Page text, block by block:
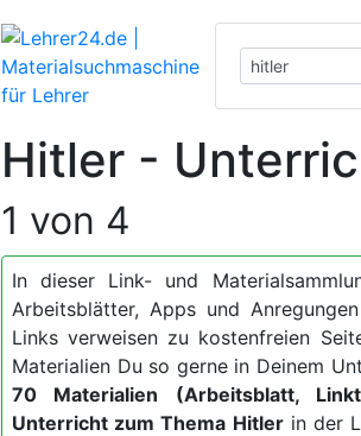
Hitler -
1 von 4
In dieser Link- und
Arbeitsblätter, Apps und
Links verweisen zu kostenfreien
Materialien Du so gerne in Deinem
70 Materialien (Arbeitsblatt,
Unterricht zum Thema Hitlerin der